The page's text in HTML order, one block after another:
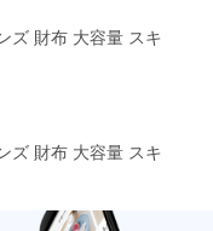
ズ 財布 大容量 スキ
ズ 財布 大容量 スキ